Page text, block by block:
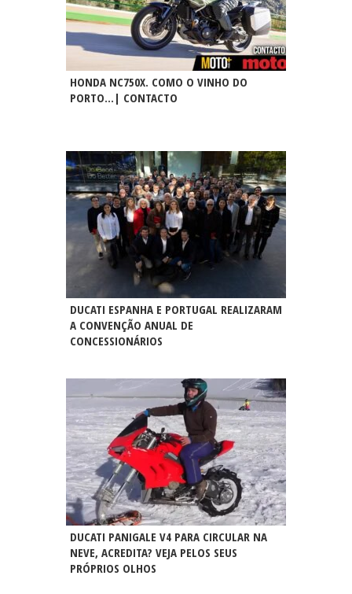
HONDA NC750X. COMO O VINHO DO
PORTO…| CONTACTO
DUCATI ESPANHA E PORTUGAL REALIZARAM
A CONVENÇÃO ANUAL DE
CONCESSIONÁRIOS
DUCATI PANIGALE V4 PARA CIRCULAR NA
NEVE, ACREDITA? VEJA PELOS SEUS
PRÓPRIOS OLHOS